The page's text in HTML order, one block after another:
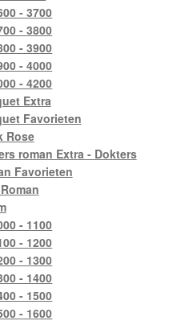
- 3700
- 3800
- 3900
- 4000
- 4200
Extra
Favorieten
Rose
roman Extra - Dokters
Favorieten
- 1100
- 1200
- 1300
- 1400
- 1500
- 1600